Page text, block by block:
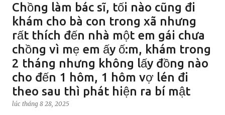
Chồng làm bác sĩ, tối nào cũng đi
khám cho bà con trong xã nhưng
rất thích đến nhà một em gái chưa
chồng vì mẹ em ấy ố:m, khám trong
2 tháng nhưng không lấy đồng nào
cho đến 1 hôm, 1 hôm vợ lén đi
theo sau thì phát hiện ra bí mật
lúc tháng 8 28, 2025